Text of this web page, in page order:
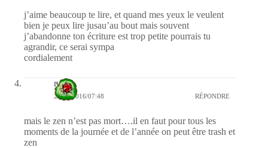
j’aime beaucoup te lire, et quand mes yeux le veulent
bien je peux lire jusau’au bout mais souvent
j’abandonne ton écriture est trop petite pourrais tu
agrandir, ce serai sympa
cordialement
nessa
22/01/2016/07:48 RÉPONDRE
mais le zen n’est pas mort….il en faut pour tous les
moments de la journée et de l’année on peut être trash et
zen